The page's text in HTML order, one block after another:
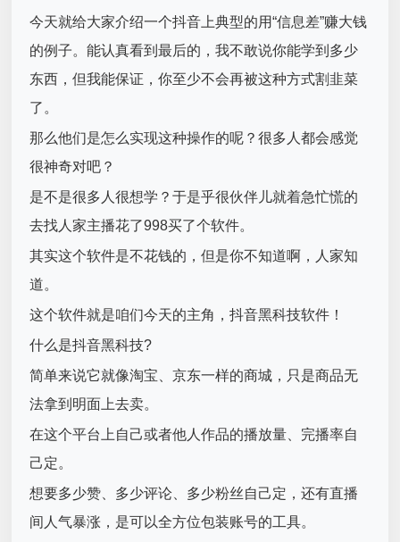
今天就给大家介绍一个抖音上典型的用“信息差”赚大钱
的例子。能认真看到最后的，我不敢说你能学到多少
东西，但我能保证，你至少不会再被这种方式割韭菜
了。
那么他们是怎么实现这种操作的呢？很多人都会感觉
很神奇对吧？
是不是很多人很想学？于是乎很伙伴儿就着急忙慌的
去找人家主播花了998买了个软件。
其实这个软件是不花钱的，但是你不知道啊，人家知
道。
这个软件就是咱们今天的主角，抖音黑科技软件！
什么是抖音黑科技?
简单来说它就像淘宝、京东一样的商城，只是商品无
法拿到明面上去卖。
在这个平台上自己或者他人作品的播放量、完播率自
己定。
想要多少赞、多少评论、多少粉丝自己定，还有直播
间人气暴涨，是可以全方位包装账号的工具。